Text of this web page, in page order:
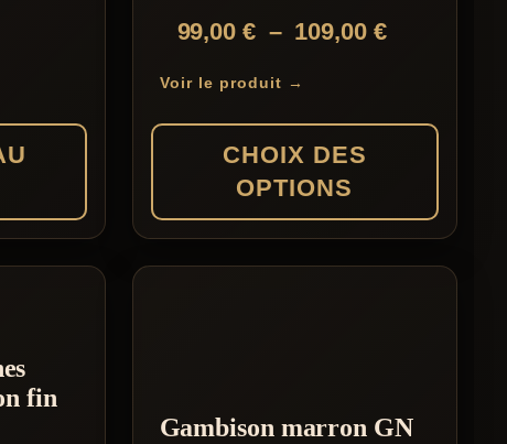
99,00 € – 109,00 €Plage
99,00 €
Voir le produit →
CHOIX DES
OPTIONS
produit
Les
fin
Gambison marron GN